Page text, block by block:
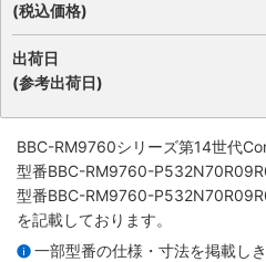
(税込価格)
出荷日
(参考出荷日)
BBC-RM9760シリーズ第14世代
型番BBC-RM9760-
型番BBC-RM9760-
を記載しております。
一部型番の仕様・寸法を掲載し